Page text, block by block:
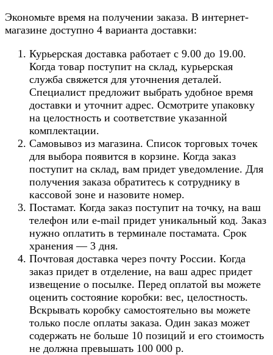
Экономьте время на получении заказа. В интернет-
магазине доступно 4 варианта доставки:
Курьерская доставка работает с 9.00 до 19.00.
Когда товар поступит на склад, курьерская
служба свяжется для уточнения деталей.
Специалист предложит выбрать удобное время
доставки и уточнит адрес. Осмотрите упаковку
на целостность и соответствие указанной
комплектации.
Самовывоз из магазина. Список торговых точек
для выбора появится в корзине. Когда заказ
поступит на склад, вам придет уведомление. Для
получения заказа обратитесь к сотруднику в
кассовой зоне и назовите номер.
Постамат. Когда заказ поступит на точку, на ваш
телефон или e-mail придет уникальный код. Заказ
нужно оплатить в терминале постамата. Срок
хранения — 3 дня.
Почтовая доставка через почту России. Когда
заказ придет в отделение, на ваш адрес придет
извещение о посылке. Перед оплатой вы можете
оценить состояние коробки: вес, целостность.
Вскрывать коробку самостоятельно вы можете
только после оплаты заказа. Один заказ может
содержать не больше 10 позиций и его стоимость
не должна превышать 100 000 р.